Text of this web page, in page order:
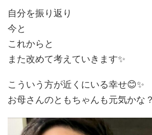
自分を振り返り
今と
これからと
また改めて考えていきます✨
こういう方が近くにいる幸せ😊✨
お母さんのともちゃんも元気かな？